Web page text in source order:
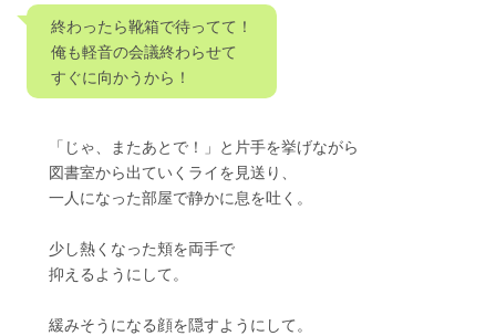
終わったら靴箱で待ってて！
俺も軽音の会議終わらせて
すぐに向かうから！
「じゃ、またあとで！」と片手を挙げながら
図書室から出ていくライを見送り、
一人になった部屋で静かに息を吐く。
少し熱くなった頬を両手で
抑えるようにして。
緩みそうになる顔を隠すようにして。